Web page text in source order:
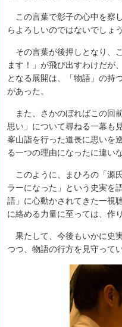
この言葉で彰子の心中を察
らよろしいのではないでしょ
その言葉が後押しとなり、
ます！」が飛び出すわけだが
となる展開は、「物語」の持
があった。
また、さかのぼればこの回
思い」について尋ねる一幕も
峯山詣を行った道長に思いを
る一つの理由になったに違いな
このように、まひろの「源
ラーになった」という史実を
語」に心動かされてきた一視
に絡める力量に至っては、作
果たして、今後もいかに史
つつ、物語の行方を見守って